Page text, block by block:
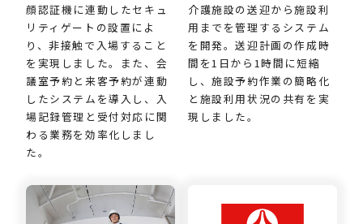
顔認証機に連動したセキュ
リティゲートの設置によ
り、非接触で入場すること
を実現しました。また、会
議室予約と来客予約が連動
したシステムを導入し、入
場記録管理と受付対応に関
わる業務を効率化しまし
た。
介護施設の送迎から施設利
用までを管理するシステム
を開発。送迎計画の作成時
間を1日から1時間に短縮
し、施設予約作業の簡略化
と施設利用状況の共有を実
現しました。